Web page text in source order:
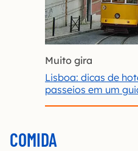
Muito gira
Lisboa: dicas de
passeios em um
COMIDA